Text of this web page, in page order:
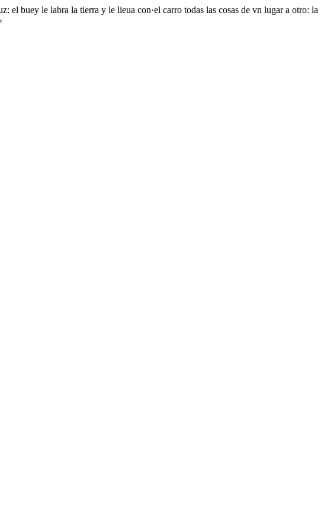
el buey le labra la tierra y le lieua con·el carro todas las cosas de vn lugar a otro: la